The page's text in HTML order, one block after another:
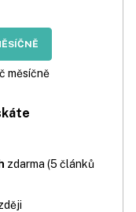
měsíčně
zdarma (5 článků